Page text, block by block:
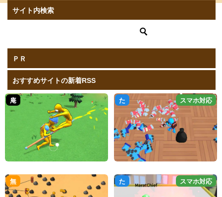
サイト内検索
ＰＲ
おすすめサイトの新着RSS
庵 た スマホ対応
無 た スマホ対応